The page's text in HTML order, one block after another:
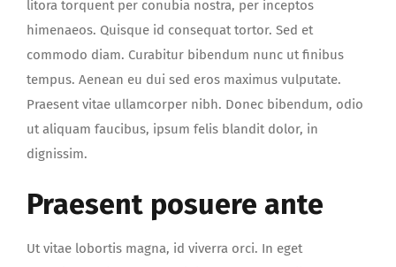
litora torquent per conubia nostra, per inceptos
himenaeos. Quisque id consequat tortor. Sed et
commodo diam. Curabitur bibendum nunc ut finibus
tempus. Aenean eu dui sed eros maximus vulputate.
Praesent vitae ullamcorper nibh. Donec bibendum, odio
ut aliquam faucibus, ipsum felis blandit dolor, in
dignissim.
Praesent posuere ante
Ut vitae lobortis magna, id viverra orci. In eget